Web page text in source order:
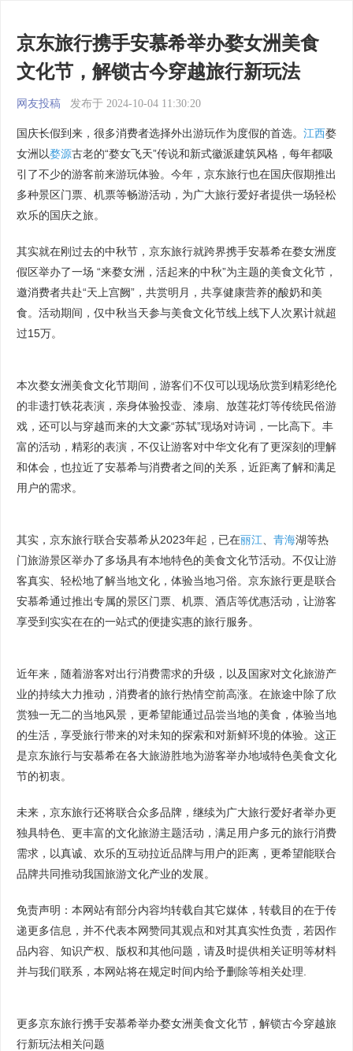
京东旅行携手安慕希举办婺女洲美食
文化节，解锁古今穿越旅行新玩法
网友投稿 发布于 2024-10-04 11:30:20
国庆长假到来，很多消费者选择外出游玩作为度假的首选。 江西婺
女洲以婺源古老的“婺女飞天”传说和新式徽派建筑风格，每年都吸
引了不少的游客前来游玩体验。今年，京东旅行也在国庆假期推出
多种景区门票、机票等畅游活动，为广大旅行爱好者提供一场轻松
欢乐的国庆之旅。
其实就在刚过去的中秋节，京东旅行就跨界携手安慕希在婺女洲度
假区举办了一场 “来婺女洲，活起来的中秋”为主题的美食文化节，
邀消费者共赴“天上宫阙”，共赏明月，共享健康营养的酸奶和美
食。活动期间，仅中秋当天参与美食文化节线上线下人次累计就超
过15万。
本次婺女洲美食文化节期间，游客们不仅可以现场欣赏到精彩绝伦
的非遗打铁花表演，亲身体验投壶、漆扇、放莲花灯等传统民俗游
戏，还可以与穿越而来的大文豪“苏轼”现场对诗词，一比高下。丰
富的活动，精彩的表演，不仅让游客对中华文化有了更深刻的理解
和体会，也拉近了安慕希与消费者之间的关系，近距离了解和满足
用户的需求。
其实，京东旅行联合安慕希从2023年起，已在丽江 青海湖等热
门旅游景区举办了多场具有本地特色的美食文化节活动。不仅让游
客真实、轻松地了解当地文化，体验当地习俗。京东旅行更是联合
安慕希通过推出专属的景区门票、机票、酒店等优惠活动，让游客
享受到实实在在的一站式的便捷实惠的旅行服务。
近年来，随着游客对出行消费需求的升级，以及国家对文化旅游产
业的持续大力推动，消费者的旅行热情空前高涨。在旅途中除了欣
赏独一无二的当地风景，更希望能通过品尝当地的美食，体验当地
的生活，享受旅行带来的对未知的探索和对新鲜环境的体验。这正
是京东旅行与安慕希在各大旅游胜地为游客举办地域特色美食文化
节的初衷。
未来，京东旅行还将联合众多品牌，继续为广大旅行爱好者举办更
独具特色、更丰富的文化旅游主题活动，满足用户多元的旅行消费
需求，以真诚、欢乐的互动拉近品牌与用户的距离，更希望能联合
品牌共同推动我国旅游文化产业的发展。
免责声明：本网站有部分内容均转载自其它媒体，转载目的在于传
递更多信息，并不代表本网赞同其观点和对其真实性负责，若因作
品内容、知识产权、版权和其他问题，请及时提供相关证明等材料
并与我们联系，本网站将在规定时间内给予删除等相关处理.
更多京东旅行携手安慕希举办婺女洲美食文化节，解锁古今穿越旅
行新玩法相关问题